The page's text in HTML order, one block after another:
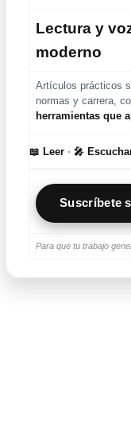
Lectura y
moderno
Artículos prácticos
normas y carrera,
herramientas que
📖 Leer · 🎤
Suscríbete
Para que tu trabajo